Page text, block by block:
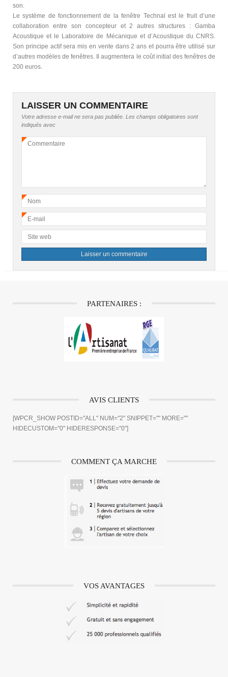
son.
Le système de fonctionnement de la fenêtre Technal est le fruit d’une
collaboration entre son concepteur et 2 autres structures : Gamba
Acoustique et le Laboratoire de Mécanique et d’Acoustique du CNRS.
Son principe actif sera mis en vente dans 2 ans et pourra être utilisé sur
d’autres modèles de fenêtres. Il augmentera le coût initial des fenêtres de
200 euros.
LAISSER UN COMMENTAIRE
Votre adresse e-mail ne sera pas publiée. Les champs obligatoires sont
indiqués avec
Commentaire
Nom
E-mail
Site web
PARTENAIRES :
AVIS CLIENTS
[WPCR_SHOW POSTID="ALL" NUM="2" SNIPPET="" MORE=""
HIDECUSTOM="0" HIDERESPONSE="0"]
COMMENT ÇA MARCHE
VOS AVANTAGES